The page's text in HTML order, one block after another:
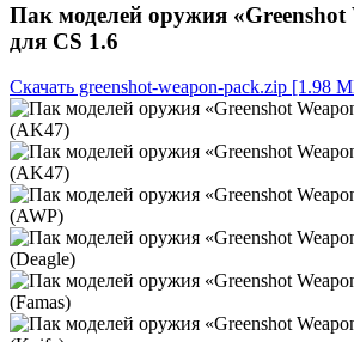
Пак моделей оружия «Greenshot
для CS 1.6
Скачать greenshot-weapon-pack.zip [1.98